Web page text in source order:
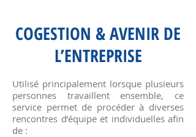
COGESTION & AVENIR DE
L’ENTREPRISE
Utilisé principalement lorsque plusieurs
personnes travaillent ensemble, ce
service permet de procéder à diverses
rencontres d’équipe et individuelles afin
de :